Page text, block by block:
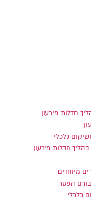
חדלות פירעון
כלכלי
חדלות פירעון
מיוחדים
הפטר
כלכלי